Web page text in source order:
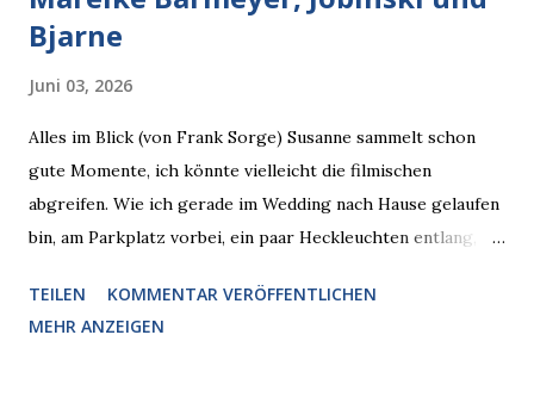
Bjarne
Juni 03, 2026
Alles im Blick (von Frank Sorge) Susanne sammelt schon
gute Momente, ich könnte vielleicht die filmischen
abgreifen. Wie ich gerade im Wedding nach Hause gelaufen
bin, am Parkplatz vorbei, ein paar Heckleuchten entlang, als
den Blick kam, mit verlockend frisch leuchtenden
Pizzastücken. Von links pirschte sich eine Krähe an das
TEILEN
KOMMENTAR VERÖFFENTLICHEN
MEHR ANZEIGEN